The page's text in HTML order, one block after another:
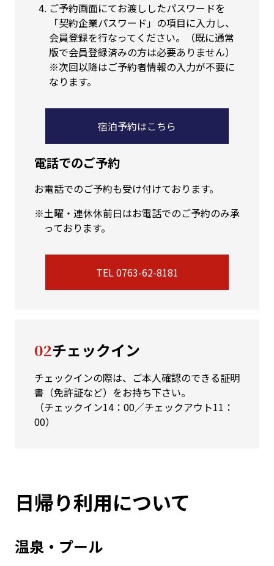
ご予約画面にてお渡ししたパスワードを
「契約企業パスワード」の項目に入力し、
会員登録を行なってください。（既に通常
版で会員登録済みの方は必要ありません）
※次回以降はご予約者情報の入力が不要に
なります。
宿泊予約はこちら
電話でのご予約
お電話でのご予約も受け付けております。
土曜・連休休前日はお電話でのご予約のみ承
っております。
TEL 0763-62-8181
02チェックイン
チェックインの際は、ご本人確認のできる証明
書（免許証など）をお持ち下さい。
（チェックイン14：00／チェックアウト11：
00）
日帰り利用について
温泉・プール